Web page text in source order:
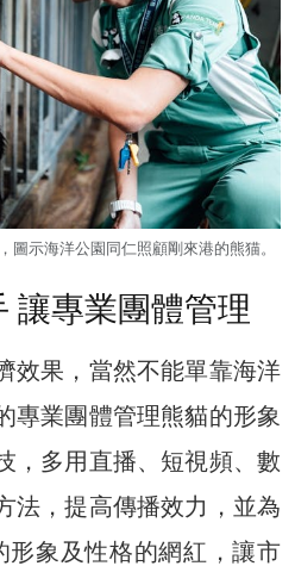
圖示海洋公園同仁照顧剛來港的熊猫。
讓專業團體管理
效果，當然不能單靠海洋
專業團體管理熊貓的形象
，多用直播、短視頻、數
法，提高傳播效力，並為
形象及性格的網紅，讓市